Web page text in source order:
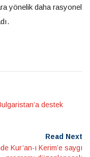
yönelik daha rasyonel
destek
Read Next
Kur’an-ı Kerim’e saygı